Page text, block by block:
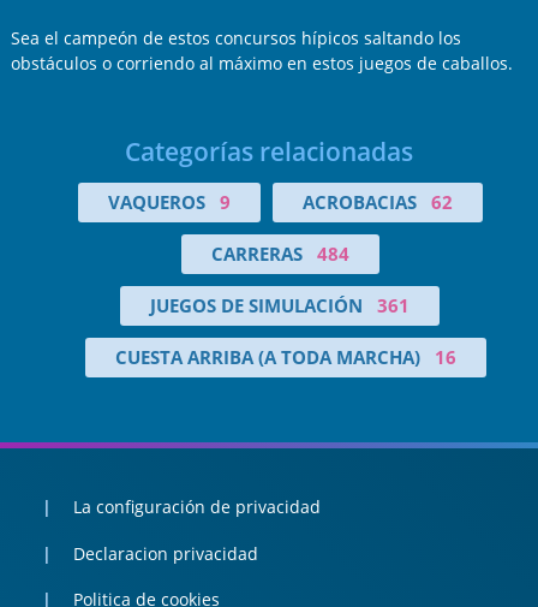
Sea el campeón de estos concursos hípicos saltando los
obstáculos o corriendo al máximo en estos juegos de caballos.
Categorías relacionadas
VAQUEROS 9 ACROBACIAS 62
CARRERAS 484
JUEGOS DE SIMULACIÓN 361
CUESTA ARRIBA (A TODA MARCHA) 16
La configuración de privacidad
Declaracion privacidad
Politica de cookies